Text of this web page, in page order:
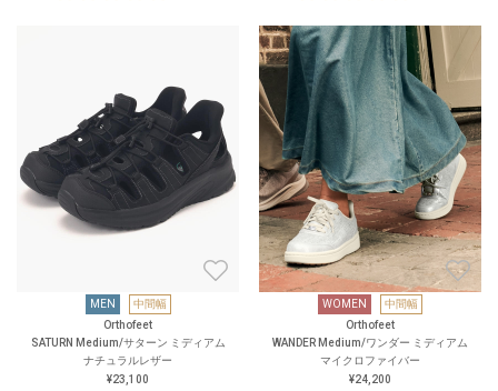
MEN
中間幅
Orthofeet
SATURN Medium/サターン ミディアム
ナチュラルレザー
¥23,100
WOMEN
中間幅
Orthofeet
WANDER Medium/ワンダー ミディアム
マイクロファイバー
¥24,200